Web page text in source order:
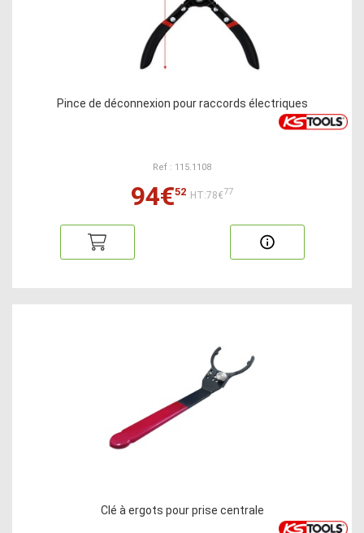
Pince de déconnexion pour raccords électriques
Ref : 115.1108
94€52 HT:78€77
Clé à ergots pour prise centrale